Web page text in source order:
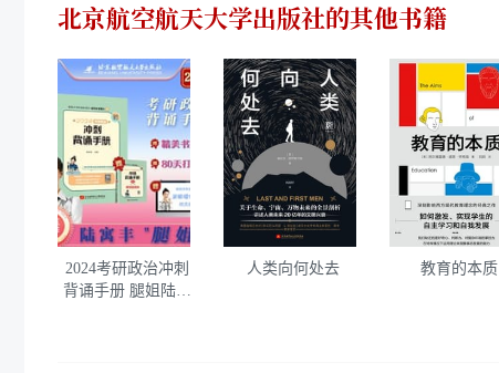
北京航空航天大学出版社的其他书籍
2024考研政治冲刺
背诵手册 腿姐陆寓
人类向何处去 教育的本质